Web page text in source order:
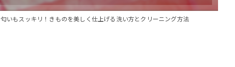
いもスッキリ！きものを美しく仕上げる洗い方とクリーニング方法